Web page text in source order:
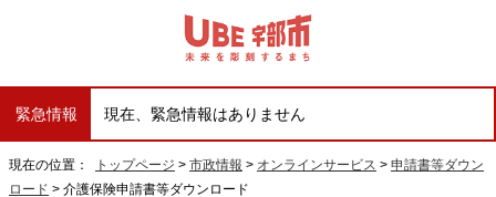
緊急情報 現在、緊急情報はありません
現在の位置： トップページ > 市政情報 > オンラインサービス > 申請書等ダウン
ロード > 介護保険申請書等ダウンロード